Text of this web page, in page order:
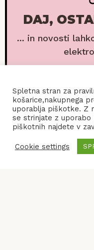
DAJ,
... in novosti
Spletna stran za
košarice,nakupnega
uporablja piškotke. Z
se strinjate z uporabo
piškotnih najdete v
Cookie settings